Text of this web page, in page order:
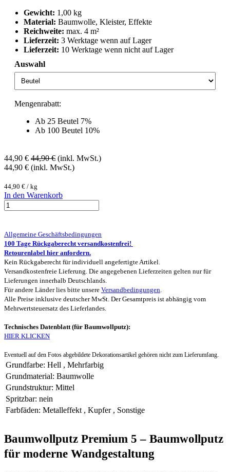
Gewicht: 1,00 kg
Material: Baumwolle, Kleister, Effekte
Reichweite: max. 4 m²
Lieferzeit: 3 Werktage wenn auf Lager
Lieferzeit: 10 Werktage wenn nicht auf Lager
Auswahl
Mengenrabatt:
Ab 25 Beutel 7%
Ab 100 Beutel 10%
44,90 € 44,90€ (inkl. MwSt.)
44,90 € (inkl. MwSt.)
44,90 € / kg
In den Warenkorb
Allgemeine Geschäftsbedingungen
100 Tage Rückgaberecht versandkostenfrei!
Retourenlabel hier anfordern.
Kein Rückgaberecht für individuell angefertigte Artikel.
Versandkostenfreie Lieferung. Die angegebenen Lieferzeiten gelten nur für
Lieferungen innerhalb Deutschlands.
Für andere Länder lies bitte unsere Versandbedingungen.
Alle Preise inklusive deutscher MwSt. Der Gesamtpreis ist abhängig vom
Mehrwertsteuersatz des Lieferlandes.
Technisches Datenblatt (für Baumwollputz):
HIER KLICKEN
Eventuell auf den Fotos abgebildete Dekorationsartikel gehören nicht zum Lieferumfang.
Grundfarbe: Hell , Mehrfarbig
Grundmaterial: Baumwolle
Grundstruktur: Mittel
Spritzbar: nein
Farbfäden: Metalleffekt, Kupfer, Sonstige
Baumwollputz Premium 5 – Baumwollputz
für moderne Wandgestaltung